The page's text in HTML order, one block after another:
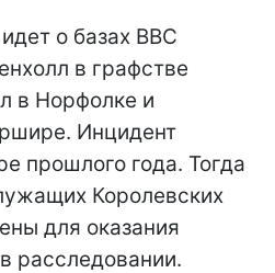
о базах ВВС
в графстве
в Норфолке и
Инцидент
прошлого года. Тогда
Королевских
для оказания